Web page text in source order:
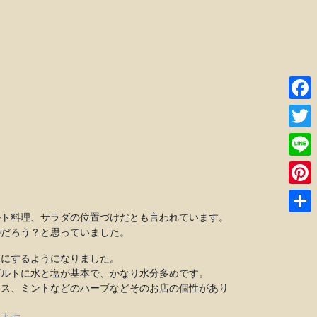
料理、サラダの位置づけだとも言われています。
ろう？と思っていました。
するようになりました。
トに水と塩が基本で、かなり水分多めです。
、ミントなどのハーブなどそのお店の個性があり
Line